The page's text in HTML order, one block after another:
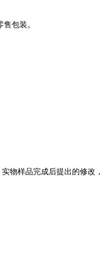
包装。
物样品完成后提出的修改，